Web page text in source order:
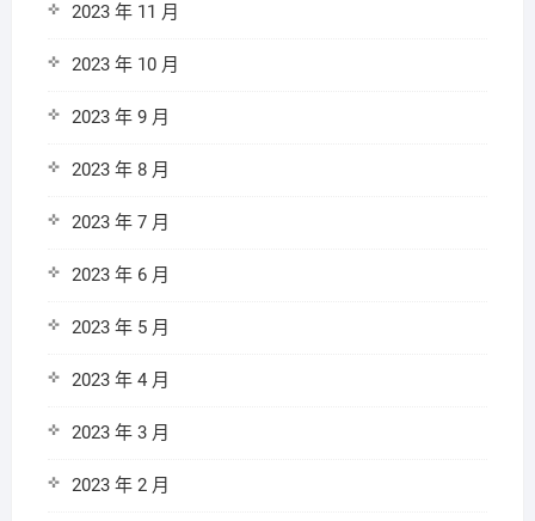
2023 年 11 月
2023 年 10 月
2023 年 9 月
2023 年 8 月
2023 年 7 月
2023 年 6 月
2023 年 5 月
2023 年 4 月
2023 年 3 月
2023 年 2 月